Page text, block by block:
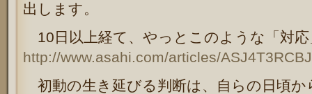
出します。
10日以上経て、やっとこのような「対
http://www.asahi.com/articles/
初動の生き延びる判断は、自らの日頃か